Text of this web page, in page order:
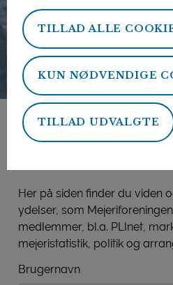
TILLAD ALLE
KUN NØDVENDIGE
TILLAD UDVALGTE
Her på siden finder du viden
ydelser, som
medlemmer, bl.a. PLInet,
mejeristatistik, politik og
Brugernavn